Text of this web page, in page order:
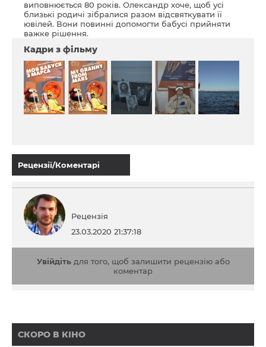
виповнюється 80 років. Олександр хоче, щоб усі
близькі родичі зібралися разом відсвяткувати її
ювілей. Вони повинні допомогти бабусі прийняти
важке рішення.
Кадри з фільму
Рецензії/Коментарі
Рецензія
23.03.2020 21:37:18
Увійдітьдля того, щоб залишити рецензію або
коментар
СКОРО В КІНО